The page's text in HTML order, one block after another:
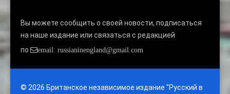
Вы можете сообщить о своей новости, подписаться
на наше издание или связаться с редакцией
по
email: russianinengland@gmail.com
© 2026 Британское независимое издание "Русский в